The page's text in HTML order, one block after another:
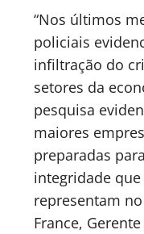
“Nos últimos
policiais
infiltração do
setores da
pesquisa
maiores
preparadas
integridade
representam
France,